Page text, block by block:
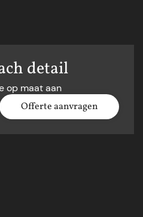
detail
op maat aan
Offerte aanvragen